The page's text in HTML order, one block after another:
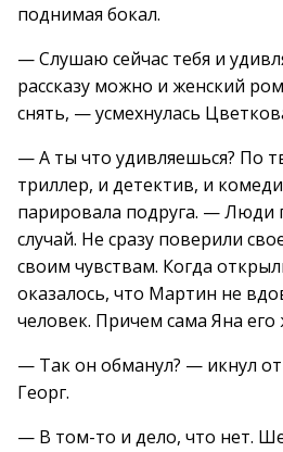
поднимая бокал.
— Слушаю сейчас тебя и
рассказу можно и женский
снять, — усмехнулась
— А ты что удивляешься? По
триллер, и детектив, и
парировала подруга. — Люди
случай. Не сразу поверили
своим чувствам. Когда
оказалось, что Мартин не
человек. Причем сама Яна
— Так он обманул? — икнул
Георг.
— В том-то и дело, что нет.